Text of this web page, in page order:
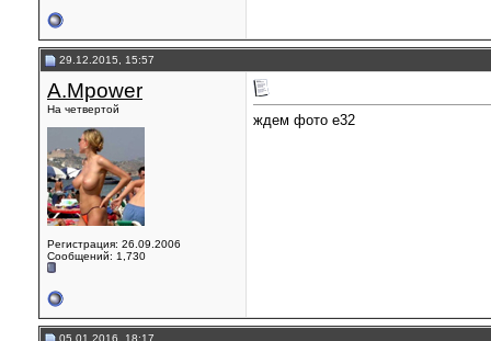
29.12.2015, 15:57
A.Mpower
На четвертой
Регистрация: 26.09.2006
Сообщений: 1,730
ждем фото е32
05.01.2016, 18:17